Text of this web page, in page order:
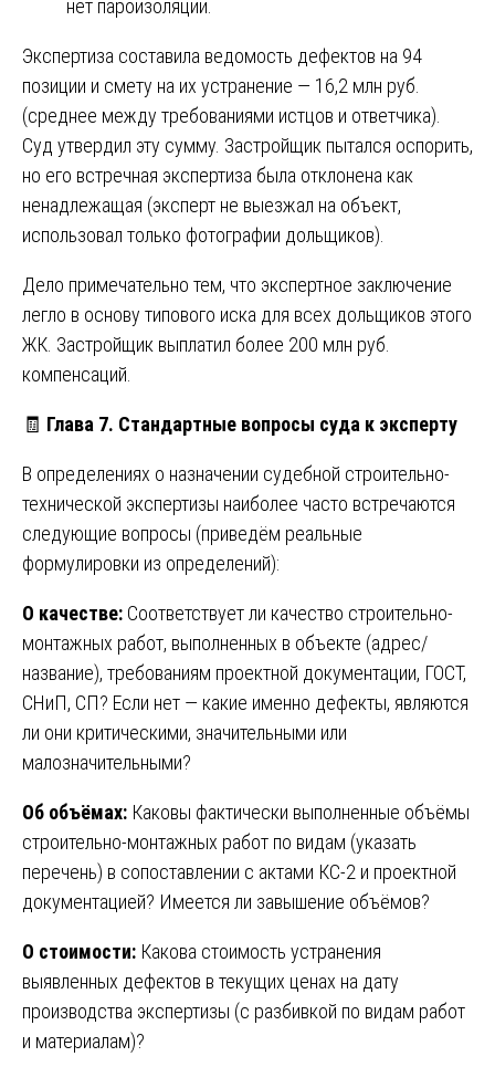
нет пароизоляции.
Экспертиза составила ведомость дефектов на 94
позиции и смету на их устранение — 16,2 млн руб.
(среднее между требованиями истцов и ответчика).
Суд утвердил эту сумму. Застройщик пытался оспорить,
но его встречная экспертиза была отклонена как
ненадлежащая (эксперт не выезжал на объект,
использовал только фотографии дольщиков).
Дело примечательно тем, что экспертное заключение
легло в основу типового иска для всех дольщиков этого
ЖК. Застройщик выплатил более 200 млн руб.
компенсаций.
🧾 Глава 7. Стандартные вопросы суда к эксперту
В определениях о назначении судебной строительно-
технической экспертизы наиболее часто встречаются
следующие вопросы (приведём реальные
формулировки из определений):
О качестве: Соответствует ли качество строительно-
монтажных работ, выполненных в объекте (адрес/
название), требованиям проектной документации, ГОСТ,
СНиП, СП? Если нет — какие именно дефекты, являются
ли они критическими, значительными или
малозначительными?
Об объёмах: Каковы фактически выполненные объёмы
строительно-монтажных работ по видам (указать
перечень) в сопоставлении с актами КС-2 и проектной
документацией? Имеется ли завышение объёмов?
О стоимости: Какова стоимость устранения
выявленных дефектов в текущих ценах на дату
производства экспертизы (с разбивкой по видам работ
и материалам)?